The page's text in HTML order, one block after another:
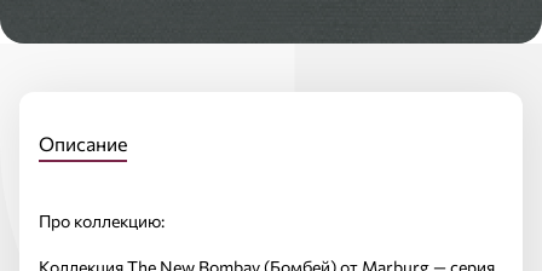
Описание
Про коллекцию:
Коллекция The New Bombay (Бомбей) от Marburg — серия